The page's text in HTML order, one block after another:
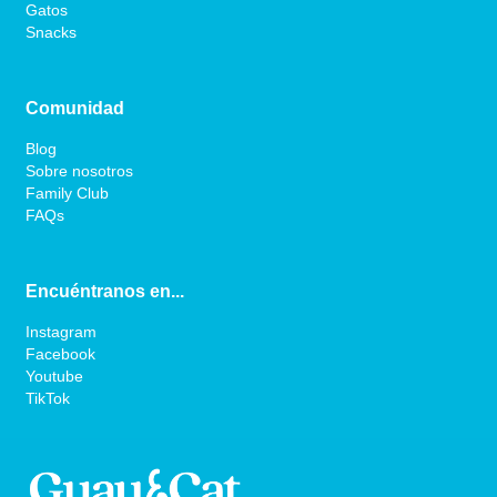
Gatos
Snacks
Comunidad
Blog
Sobre nosotros
Family Club
FAQs
Encuéntranos en...
Instagram
Facebook
Youtube
TikTok